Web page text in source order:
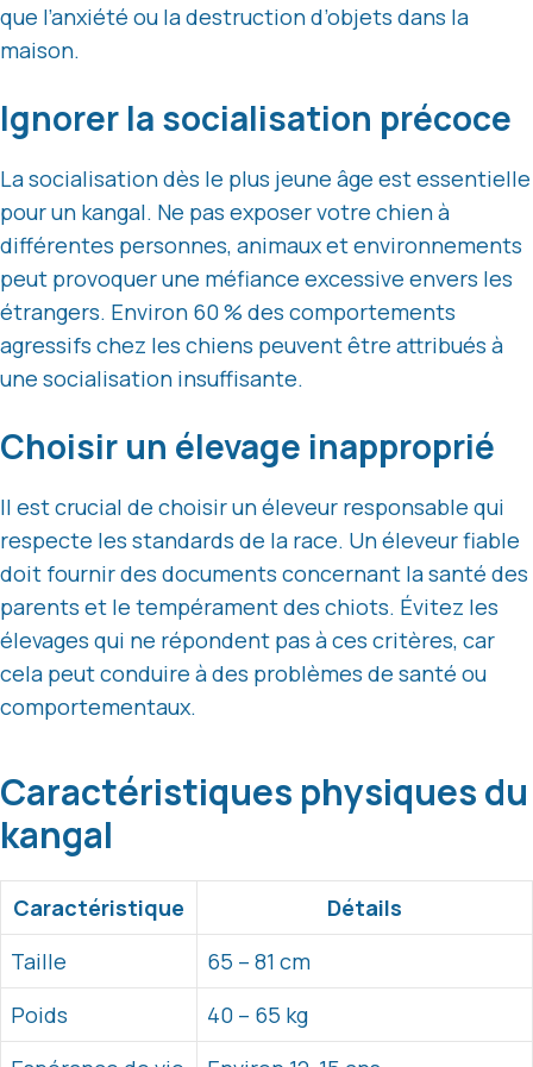
que l’anxiété ou la destruction d’objets dans la
maison.
Ignorer la socialisation précoce
La socialisation dès le plus jeune âge est essentielle
pour un kangal. Ne pas exposer votre chien à
différentes personnes, animaux et environnements
peut provoquer une méfiance excessive envers les
étrangers. Environ 60 % des comportements
agressifs chez les chiens peuvent être attribués à
une socialisation insuffisante.
Choisir un élevage inapproprié
Il est crucial de choisir un éleveur responsable qui
respecte les standards de la race. Un éleveur fiable
doit fournir des documents concernant la santé des
parents et le tempérament des chiots. Évitez les
élevages qui ne répondent pas à ces critères, car
cela peut conduire à des problèmes de santé ou
comportementaux.
Caractéristiques physiques du
kangal
Caractéristique
Détails
Taille
65 – 81 cm
Poids
40 – 65 kg